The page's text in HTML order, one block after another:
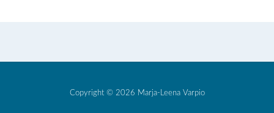
Copyright © 2026 Marja-Leena Varpio